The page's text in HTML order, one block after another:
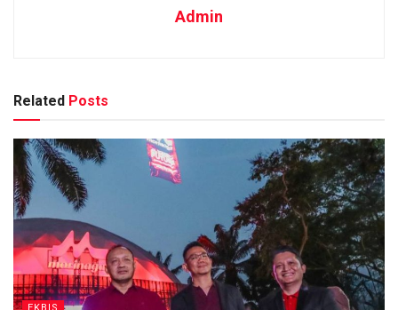
Admin
Related Posts
EKBIS